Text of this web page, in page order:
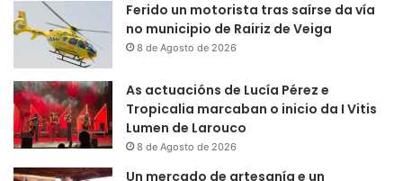
Ferido un motorista tras saírse da vía
no municipio de Rairiz de Veiga
8 de Agosto de 2026
As actuacións de Lucía Pérez e
Tropicalia marcaban o inicio da I Vitis
Lumen de Larouco
8 de Agosto de 2026
Un mercado de artesanía e un